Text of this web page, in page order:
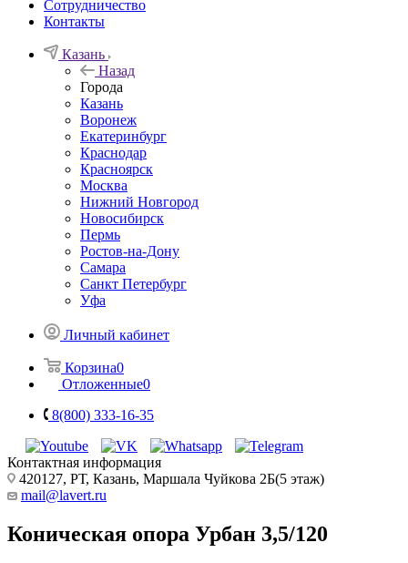
Сотрудничество
Контакты
Казань
Назад
Города
Казань
Воронеж
Екатеринбург
Краснодар
Красноярск
Москва
Нижний Новгород
Новосибирск
Пермь
Ростов-на-Дону
Самара
Санкт Петербург
Уфа
Личный кабинет
Корзина0
Отложенные0
8(800) 333-16-35
Контактная информация
420127, РТ, Казань, Маршала Чуйкова 2Б(5 этаж)
mail@lavert.ru
Коническая опора Урбан 3,5/120